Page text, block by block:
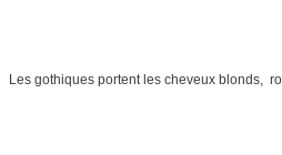
Les gothiques portent les cheveux blonds,